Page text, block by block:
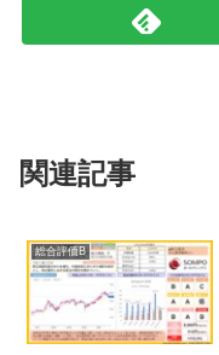
関連記事
総合評価B